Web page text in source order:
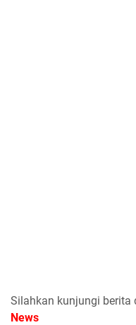
Silahkan kunjungi berita
News